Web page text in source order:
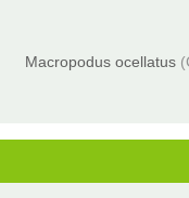
Macropodus ocellatus